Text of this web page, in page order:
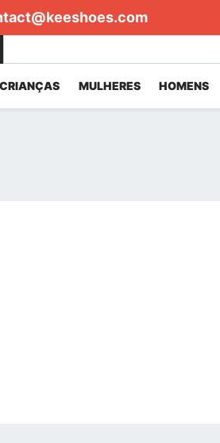
CRIANÇAS MULHERES HOMENS